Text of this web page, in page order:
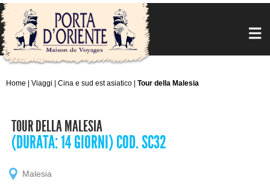
Home Viaggi Cina e sud est asiatico Tour della Malesia
TOUR DELLA MALESIA
(DURATA: 14 GIORNI) COD. SC32
Malesia